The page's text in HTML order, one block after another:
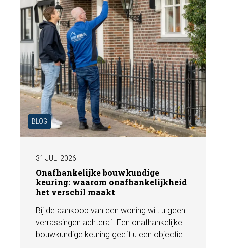
BLOG
31 JULI 2026
Onafhankelijke bouwkundige
keuring: waarom onafhankelijkheid
het verschil maakt
Bij de aankoop van een woning wilt u geen
verrassingen achteraf. Een onafhankelijke
bouwkundige keuring geeft u een objectief